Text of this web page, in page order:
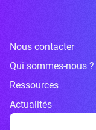
Nous contacter
Qui sommes-nous ?
Ressources
Actualités